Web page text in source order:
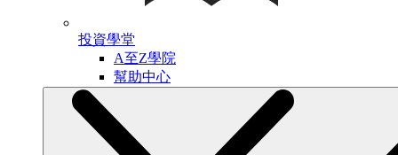
投資學堂
A至Z學院
幫助中心